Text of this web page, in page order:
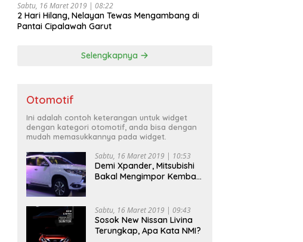
Sabtu, 16 Maret 2019 | 08:22
2 Hari Hilang, Nelayan Tewas Mengambang di
Pantai Cipalawah Garut
Selengkapnya
Otomotif
Ini adalah contoh keterangan untuk widget
dengan kategori otomotif, anda bisa dengan
mudah memasukkannya pada widget.
Sabtu, 16 Maret 2019 | 10:53
Demi Xpander, Mitsubishi
Bakal Mengimpor Kembali
Sabtu, 16 Maret 2019 | 09:43
Sosok New Nissan Livina
Terungkap, Apa Kata NMI?